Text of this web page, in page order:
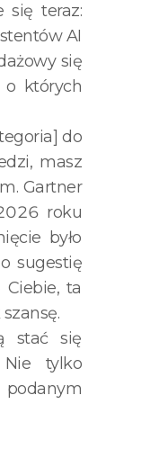
teraz:
AI
się
o których
do
masz
Gartner
roku
było
sugestię
ta
stać się
tylko